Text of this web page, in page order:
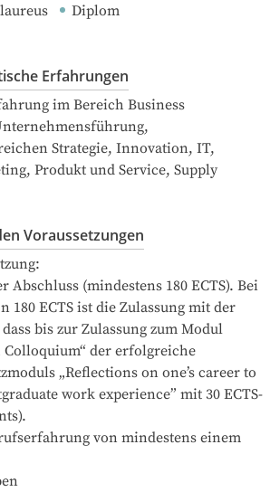
Diplom
Erfahrungen
im Bereich Business
Strategie, Innovation, IT,
Produkt und Service, Supply
Voraussetzungen
Abschluss (mindestens 180 ECTS). Bei
180 ECTS ist die Zulassung mit der
bis zur Zulassung zum Modul
Colloquium“ der erfolgreiche
„Reflections on one’s career to
work experience” mit 30 ECTS-
von mindestens einem